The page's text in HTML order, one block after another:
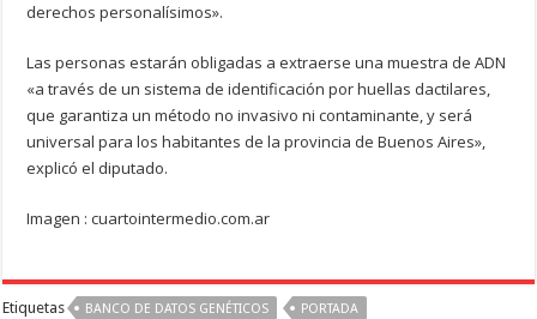
derechos personalísimos».
Las personas estarán obligadas a extraerse una muestra de ADN
«a través de un sistema de identificación por huellas dactilares,
que garantiza un método no invasivo ni contaminante, y será
universal para los habitantes de la provincia de Buenos Aires»,
explicó el diputado.
Imagen : cuartointermedio.com.ar
Etiquetas BANCO DE DATOS GENÉTICOS PORTADA